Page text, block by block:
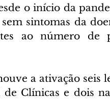
o início da
sintomas da
ao número de
a ativação seis
Clínicas e dois